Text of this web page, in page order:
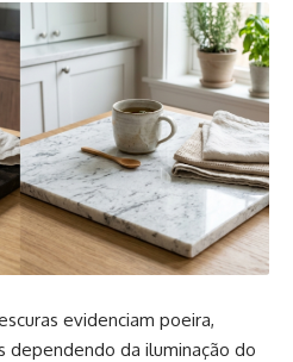
evidenciam poeira,
dependendo da iluminação do